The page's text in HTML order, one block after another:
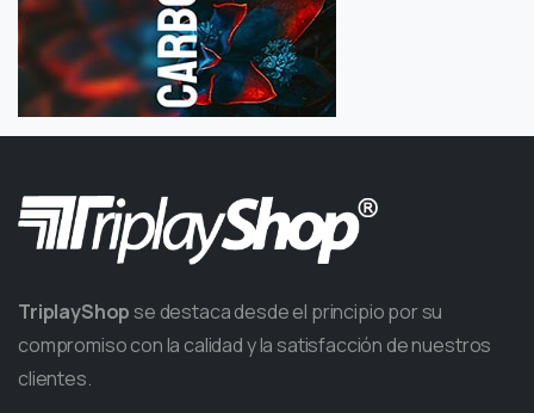
TriplayShop se destaca desde el principio por su
compromiso con la calidad y la satisfacción de nuestros
clientes.